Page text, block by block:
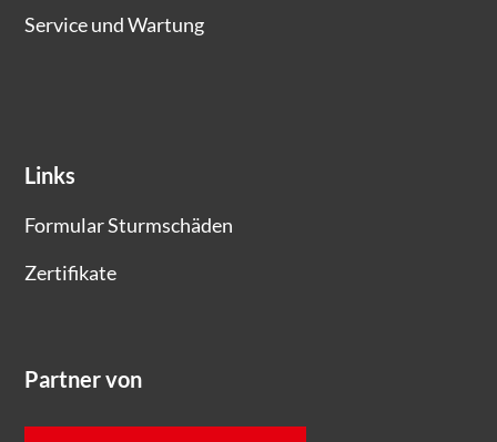
Service und Wartung
Links
Formular Sturmschäden
Zertifikate
Partner von